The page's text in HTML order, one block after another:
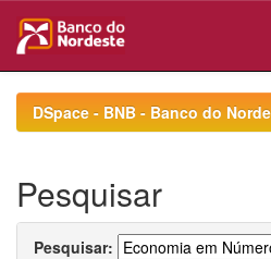
navigationDSpace - BNB - Banco do
Pesquisar
Pesquisar: